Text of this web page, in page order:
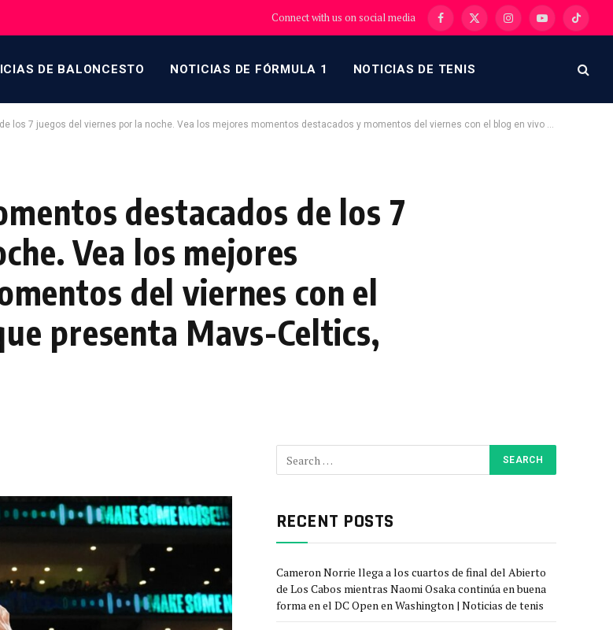
Connect with us on social media Facebook
X
InstagramYouTubeTikTok
DE BALONCESTO NOTICIAS DE FÓRMULA 1 NOTICIAS DE TENIS
por la noche. Vea los mejores momentos destacados y momentos del viernes con el blog en vivo de NBA.com, que presenta Mavs-Celtics, Clippers-Spurs en ESPN.
destacados de los 7
Vea los mejores
del viernes con el
presenta Mavs-Celtics,
RECENT POSTS
Cameron Norrie llega a los cuartos de final del Abierto
de Los Cabos mientras Naomi Osaka continúa en buena
forma en el DC Open en Washington | Noticias de tenis